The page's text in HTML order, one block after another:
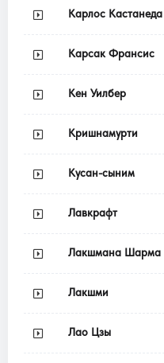
Карлос Кастанеда
Карсак Франсис
Кен Уилбер
Кришнамурти
Кусан-сыним
Лавкрафт
Лакшмана Шарма
Лакшми
Лао Цзы